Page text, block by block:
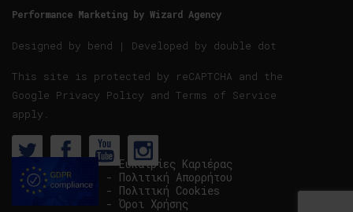
Performance Marketing by Wizard Agency
Designed by bend | Developed by double dot
This site is protected by reCAPTCHA and the
Google Privacy Policy and Terms of Service
apply.
- Ευκαιρίες Καριέρας
- Πολιτική Απορρήτου
- Πολιτική Cookies
- Όροι Χρήσης